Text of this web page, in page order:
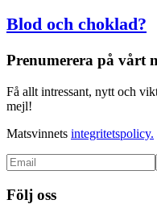
Blod och choklad?
Prenumerera på vårt
Få allt intressant, nytt och
mejl!
Matsvinnets integritetspolicy.
Följ oss